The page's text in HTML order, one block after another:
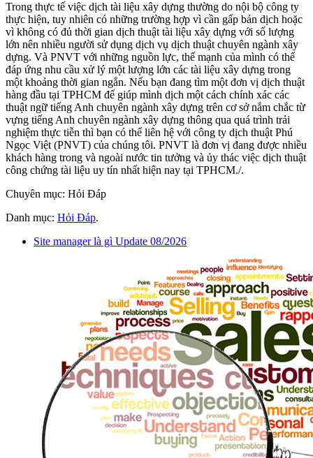
Trong thực tế việc dịch tài liệu xây dựng thường do nội bộ công ty
thực hiện, tuy nhiên có những trường hợp vì cần gấp bản dịch hoặc
vì không có đủ thời gian dịch thuật tài liệu xây dựng với số lượng
lớn nên nhiều người sử dụng dịch vụ dịch thuật chuyên ngành xây
dựng. Và PNVT với những nguồn lực, thế mạnh của mình có thể
đáp ứng nhu cầu xử lý một lượng lớn các tài liệu xây dựng trong
một khoảng thời gian ngắn. Nếu bạn đang tìm một đơn vị dịch thuật
hàng đầu tại TPHCM để giúp mình dịch một cách chính xác các
thuật ngữ tiếng Anh chuyên ngành xây dựng trên cơ sở nắm chắc từ
vựng tiếng Anh chuyên ngành xây dựng thông qua quá trình trải
nghiệm thực tiễn thì bạn có thể liên hệ với công ty dịch thuật Phú
Ngọc Việt (PNVT) của chúng tôi. PNVT là đơn vị đang được nhiều
khách hàng trong và ngoài nước tin tưởng và ủy thác việc dịch thuật
công chứng tài liệu uy tín nhất hiện nay tại TPHCM./.
Chuyên mục: Hỏi Đáp
Danh mục: Hỏi Đáp.
Site manager là gì Update 08/2026